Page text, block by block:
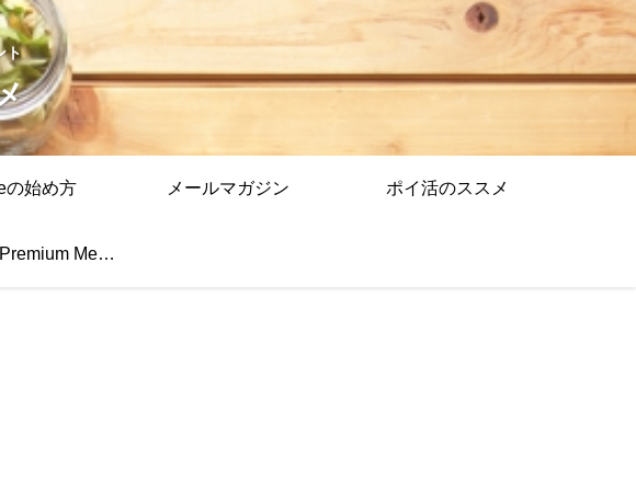
ト
の始め方 メールマガジン ポイ活のススメ
Hide Ads for Premium Members